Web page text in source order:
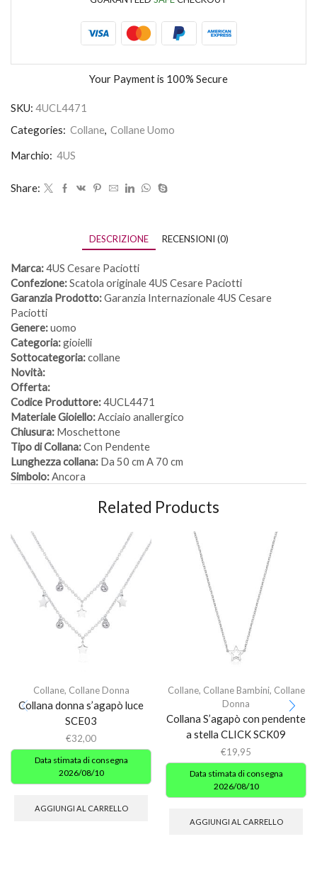
Your Payment is 100% Secure
SKU: 4UCL4471
Categories: Collane, Collane Uomo
Marchio: 4US
Share:
DESCRIZIONE RECENSIONI (0)
Marca:4US Cesare Paciotti
Confezione:Scatola originale 4US Cesare Paciotti
Garanzia Prodotto:Garanzia Internazionale 4US Cesare
Paciotti
Genere:uomo
Categoria:gioielli
Sottocategoria:collane
Novità:
Offerta:
Codice Produttore:4UCL4471
Materiale Gioiello:Acciaio anallergico
Chiusura: Moschettone
Tipo di Collana:Con Pendente
Lunghezza collana: Da 50 cm A 70 cm
Simbolo:Ancora
Related Products
Collane, Collane Donna
Collana donna s’agapò luce
SCE03
€32,00
Data stimata di consegna
2026/08/10
AGGIUNGI AL CARRELLO
Collane, Collane Bambini, Collane
Donna
Collana S’agapò con pendente
a stella CLICK SCK09
€19,95
Data stimata di consegna
2026/08/10
AGGIUNGI AL CARRELLO